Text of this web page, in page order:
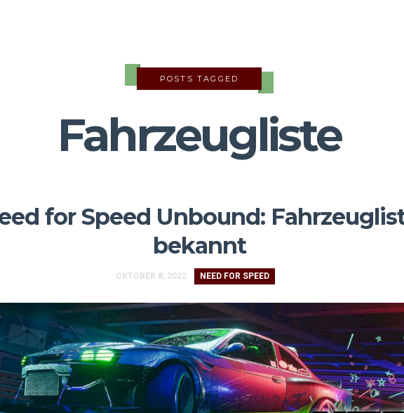
POSTS TAGGED
Fahrzeugliste
for Speed Unbound:
bekannt
OKTOBER 8, 2022 NEED FOR SPEED